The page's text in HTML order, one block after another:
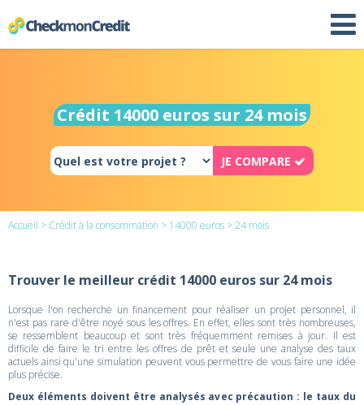
Crédit 14000 euros sur 24 mois
JE COMPARE
Accueil > Crédit à la consommation > 14000 euros > 24 mois
Trouver le meilleur crédit 14000 euros sur 24 mois
Lorsque l'on recherche un financement pour réaliser un projet personnel, il
n'est pas rare d'être noyé sous les offres. En effet, elles sont très nombreuses,
se ressemblent beaucoup et sont très fréquemment remises à jour. Il est
difficile de faire le tri entre les offres de prêt et seule une analyse des taux
actuels ainsi qu'une simulation peuvent vous permettre de vous faire une idée
plus précise.
Deux éléments doivent être analysés avec précaution : le taux du